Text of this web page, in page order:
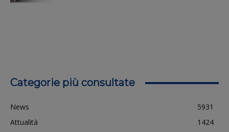
Categorie più consultate
News
5931
Attualità
1424